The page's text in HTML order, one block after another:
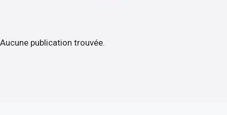
Aucune publication trouvée.